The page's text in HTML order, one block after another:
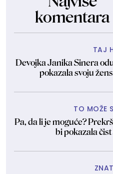
komentara
TAJ
Devojka Janika Sinera
pokazala svoju
TO MOŽE
Pa, da li je moguće?
bi pokazala